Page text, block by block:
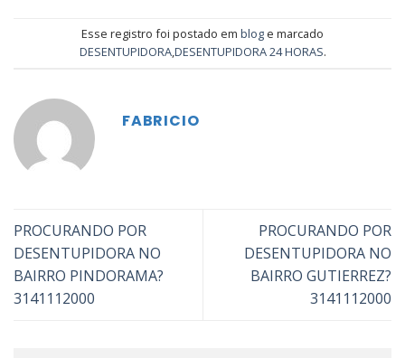
Esse registro foi postado em blog e marcado
DESENTUPIDORA,DESENTUPIDORA 24 HORAS.
FABRICIO
PROCURANDO POR
DESENTUPIDORA NO
BAIRRO PINDORAMA?
3141112000
PROCURANDO POR
DESENTUPIDORA NO
BAIRRO GUTIERREZ?
3141112000